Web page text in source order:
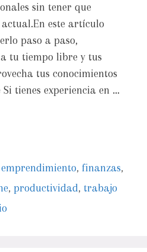
sin tener que
este artículo
paso a paso,
tu tiempo libre y tus
tus conocimientos
tienes experiencia en …
emprendimiento,finanzas,
, productividad, trabajo